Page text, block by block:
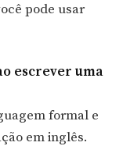
pode usar
escrever uma
formal e
em inglês.